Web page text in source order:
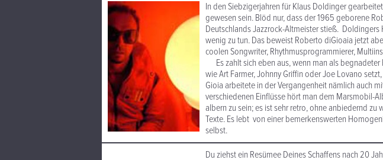
In den Siebzigerjahren für Klaus Doldinger
gewesen sein. Blöd nur, dass der 1965 geborene
Deutschlands Jazzrock-Altmeister stieß.
wenig zu tun. Das beweist Roberto diGioaia jetzt
coolen Songwriter, Rhythmusprogrammierer,
Es zahlt sich eben aus, wenn man als
wie Art Farmer, Johnny Griffin oder Joe Lovano
Gioia arbeitete in der Vergangenheit nämlich auch
verschiedenen Einflüsse hört man dem Marsmobil-
albern zu sein; es ist sehr retro, ohne anbiedernd
Texte. Es lebt von einer bemerkenswerten
selbst.
Du ziehst ein Resümee Deines Schaffens nach 20